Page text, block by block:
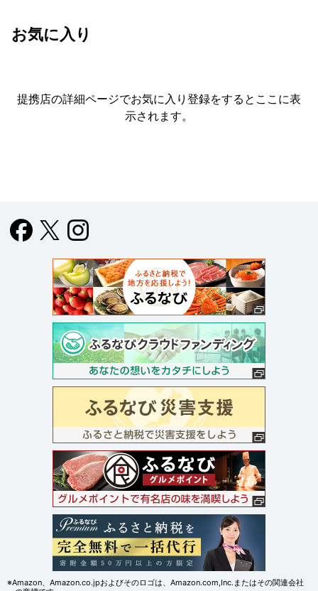
お気に入り
提携店の詳細ページでお気に入り登録をすると ここに表
示されます。
※Amazon、Amazon.co.jpおよびそのロゴは、Amazon.com,Inc.またはその関連会社